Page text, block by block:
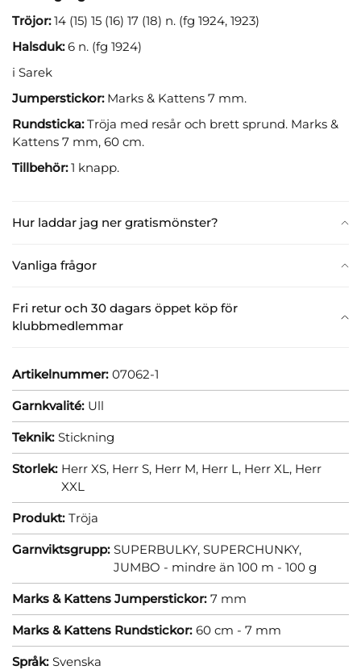
Hur laddar jag ner gratismönster?
Vanliga frågor
Fri retur och 30 dagars öppet köp för
klubbmedlemmar
Tröjor:14 (15) 15 (16) 17 (18) n. (fg 1924, 1923)
Halsduk:6 n. (fg 1924)
i Sarek
Jumperstickor:Marks & Kattens 7 mm.
Rundsticka:Tröja med resår och brett sprund. Marks &
Kattens 7 mm, 60 cm.
Tillbehör:1 knapp.
Artikelnummer: 07062-1
Garnkvalité: Ull
Teknik: Stickning
Storlek: Herr XS, Herr S, Herr M, Herr L, Herr XL, Herr
XXL
Produkt: Tröja
Garnviktsgrupp: SUPERBULKY, SUPERCHUNKY,
JUMBO - mindre än 100 m - 100 g
Marks & Kattens Jumperstickor: 7 mm
Marks & Kattens Rundstickor: 60 cm - 7 mm
Språk: Svenska